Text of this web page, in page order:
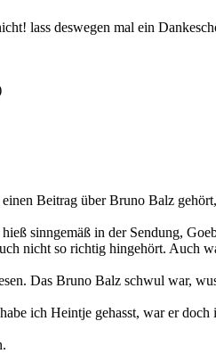
lass deswegen mal ein
Beitrag über Bruno Balz
sinngemäß in der Sendung,
nicht so richtig hingehört. Auch
Das Bruno Balz schwul war,
ich Heintje gehasst, war er